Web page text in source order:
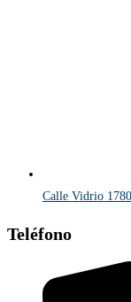
Calle Vidrio
Teléfono